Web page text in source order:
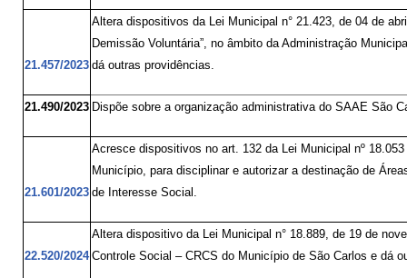
21.457/2023
Altera dispositivos da Lei Municipal n° 21.423, de 04 de
Demissão Voluntária”, no âmbito da Administração
dá outras providências.
21.490/2023 Dispõe sobre a organização administrativa do SAAE São
21.601/2023
Acresce dispositivos no art. 132 da Lei Municipal nº
Município, para disciplinar e autorizar a destinação de
de Interesse Social.
22.520/2024
Altera dispositivo da Lei Municipal n° 18.889, de 19 de
Controle Social – CRCS do Município de São Carlos e dá